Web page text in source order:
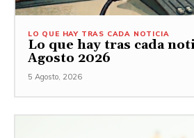
LO QUE HAY TRAS CADA NOTICIA
Lo que hay tras cada
Agosto 2026
5 Agosto, 2026